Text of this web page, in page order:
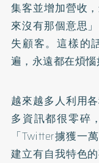
集客並增加營收
來沒有那個意思
失顧客。這樣的
遍，永遠都在煩惱
越來越多人利用
多資訊都很零碎
「Twitter擄獲一
建立有自我特色